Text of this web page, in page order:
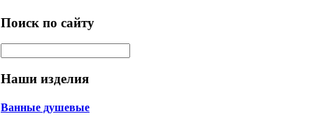
Поиск по сайту
Наши изделия
Ванные душевые